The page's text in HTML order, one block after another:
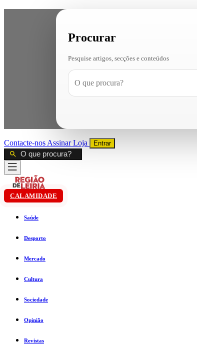
Procurar
Pesquise artigos, secções e conteúdos
Contacte-nos AssinarLoja Entrar
CALAMIDADE
Saúde
Desporto
Mercado
Cultura
Sociedade
Opinião
Revistas